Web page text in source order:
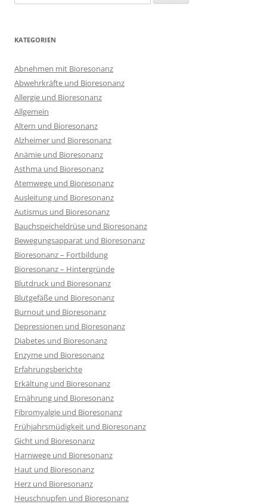
nach:
KATEGORIEN
Abnehmen mit Bioresonanz
Abwehrkräfte und Bioresonanz
Allergie und Bioresonanz
Allgemein
Altern und Bioresonanz
Alzheimer und Bioresonanz
Anämie und Bioresonanz
Asthma und Bioresonanz
Atemwege und Bioresonanz
Ausleitung und Bioresonanz
Autismus und Bioresonanz
Bauchspeicheldrüse und Bioresonanz
Bewegungsapparat und Bioresonanz
Bioresonanz – Fortbildung
Bioresonanz – Hintergründe
Blutdruck und Bioresonanz
Blutgefäße und Bioresonanz
Burnout und Bioresonanz
Depressionen und Bioresonanz
Diabetes und Bioresonanz
Enzyme und Bioresonanz
Erfahrungsberichte
Erkältung und Bioresonanz
Ernährung und Bioresonanz
Fibromyalgie und Bioresonanz
Frühjahrsmüdigkeit und Bioresonanz
Gicht und Bioresonanz
Harnwege und Bioresonanz
Haut und Bioresonanz
Herz und Bioresonanz
Heuschnupfen und Bioresonanz